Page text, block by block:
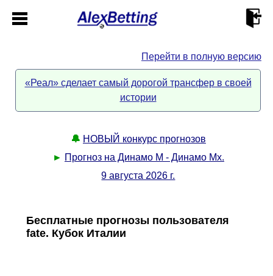
Описание
Прогнозы
Перейти в полную версию
«Реал» сделает самый дорогой трансфер в своей
истории
🔔 НОВЫЙ конкурс прогнозов
► Прогноз на Динамо М - Динамо Мх.
9 августа 2026 г.
Бесплатные прогнозы пользователя
fate. Кубок Италии